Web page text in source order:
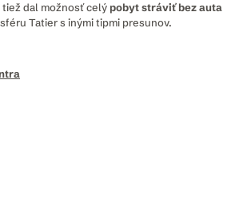
dal možnosť celý pobyt stráviť bez auta
Tatier s inými tipmi presunov.